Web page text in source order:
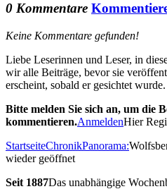
0 Kommentare
Keine Kommentare gefunden!
Liebe Leserinnen und Leser, in
wir alle Beiträge, bevor sie
erscheint, sobald er gesichtet wurde.
Bitte melden Sie sich an, um die
kommentieren.AnmeldenHier
StartseiteChronikPanorama:
wieder geöffnet
Seit 1887Das unabhängige